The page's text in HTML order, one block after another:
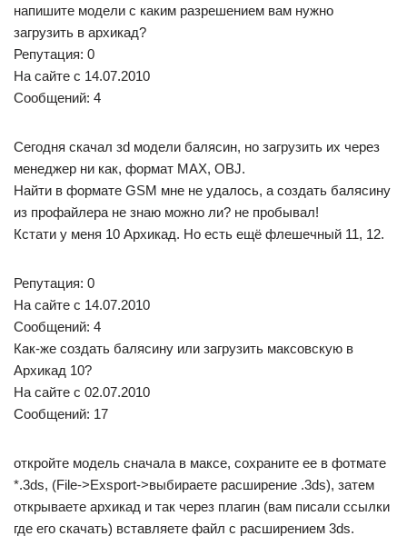
напишите модели с каким разрешением вам нужно
загрузить в архикад?
Репутация: 0
На сайте c 14.07.2010
Сообщений: 4
Сегодня скачал зd модели балясин, но загрузить их через
менеджер ни как, формат MAX, OBJ.
Найти в формате GSM мне не удалось, а создать балясину
из профайлера не знаю можно ли? не пробывал!
Кстати у меня 10 Архикад. Но есть ещё флешечный 11, 12.
Репутация: 0
На сайте c 14.07.2010
Сообщений: 4
Как-же создать балясину или загрузить максовскую в
Архикад 10?
На сайте c 02.07.2010
Сообщений: 17
откройте модель сначала в максе, сохраните ее в фотмате
*.3ds, (File->Exsport->выбираете расширение .3ds), затем
открываете архикад и так через плагин (вам писали ссылки
где его скачать) вставляете файл с расширением 3ds.